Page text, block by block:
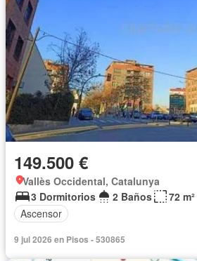
149.500 €
Vallès Occidental, Catalunya
3 Dormitorios
2 Baños
72 m²
Ascensor
9 jul 2026 en Pisos - 530865